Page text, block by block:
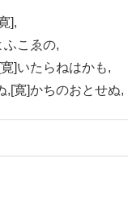
],
ふこゑの,
]いたらねはかも,
,[寛]かちのおとせぬ,